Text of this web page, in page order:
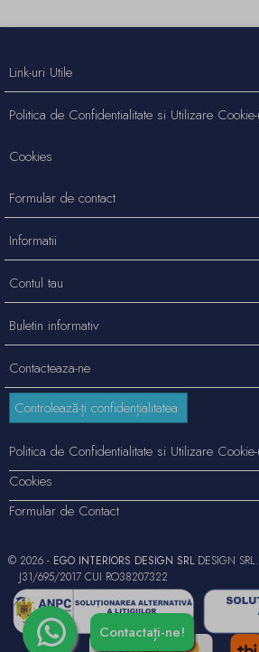
Contacteaza-ne
Link-uri Utile
Politica de Confidentialitate si Utilizare
Cookies
Formular de contact
Informatii
Contul tau
Buletin informativ
Controlează-ți confidențialitatea
Politica de Confidentialitate si Utilizare
Cookies
Formular de Contact
© 2026 - EGO INTERIORS DESIGN SRLDESIGN SRL.
J31/695/2017 CUI RO38207322
Contactați-ne!